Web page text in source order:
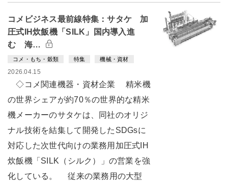
コメビジネス最前線特集：サタケ 加
圧式IH炊飯機「SILK」国内導入進
む 海…
コメ・もち・穀類 特集 機械・資材
2026.04.15
◇コメ関連機器・資材企業 精米機
の世界シェアが約70％の世界的な精米
機メーカーのサタケは、同社のオリジ
ナル技術を結集して開発したSDGsに
対応した次世代向けの業務用加圧式IH
炊飯機「SILK（シルク）」の営業を強
化している。 従来の業務用の大型